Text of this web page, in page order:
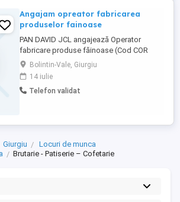
Angajam opreator fabricarea
produselor fainoase
PAN DAVID JCL angajează Operator
fabricare produse făinoase (Cod COR
816027) pentru activitate în cadrul unității
de producție. Responsabilități: Operarea
și supravegherea utilajelor din fluxul de
producție; Prepararea și prelucrarea
Bolintin-Vale, Giurgiu
14 iulie
Telefon validat
Giurgiu
Locuri de munca
Brutarie - Patiserie – Cofetarie